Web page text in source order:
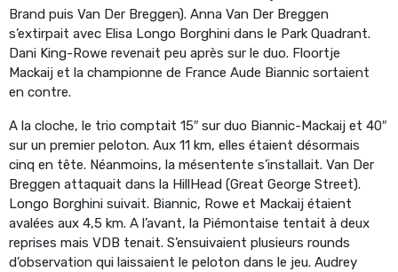
Brand puis Van Der Breggen). Anna Van Der Breggen
s’extirpait avec Elisa Longo Borghini dans le Park Quadrant.
Dani King-Rowe revenait peu après sur le duo. Floortje
Mackaij et la championne de France Aude Biannic sortaient
en contre.
A la cloche, le trio comptait 15″ sur duo Biannic-Mackaij et 40″
sur un premier peloton. Aux 11 km, elles étaient désormais
cinq en tête. Néanmoins, la mésentente s’installait. Van Der
Breggen attaquait dans la HillHead (Great George Street).
Longo Borghini suivait. Biannic, Rowe et Mackaij étaient
avalées aux 4,5 km. A l’avant, la Piémontaise tentait à deux
reprises mais VDB tenait. S’ensuivaient plusieurs rounds
d’observation qui laissaient le peloton dans le jeu. Audrey